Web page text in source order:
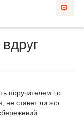
поручителем по
не станет ли это